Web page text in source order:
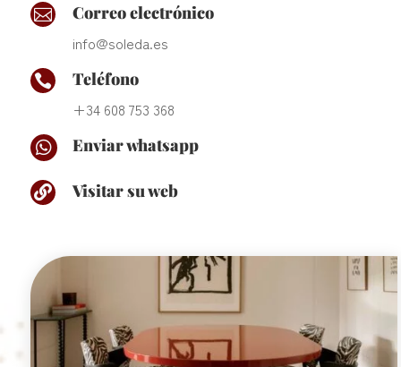

Correo electrónico
info@soleda.es

Teléfono
+34 608 753 368
 Enviar whatsapp
 Visitar su web